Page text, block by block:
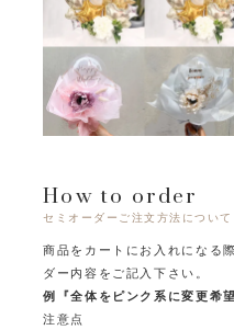
How to order
セミオーダーご注文方法について
商品をカートにお入れになる
ダー内容をご記入下さい。
例『全体をピンク系に変更希
注意点